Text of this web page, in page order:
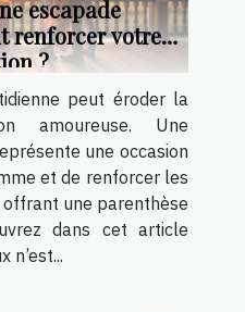
escapade
renforcer votre
?
peut éroder la
amoureuse. Une
une occasion
et de renforcer les
une parenthèse
dans cet article
n’est...